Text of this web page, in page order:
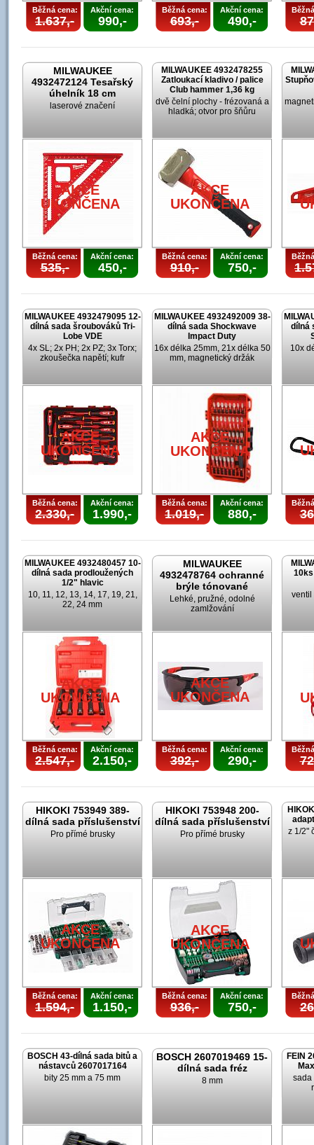
Běžná cena:
1.637,-
Akční cena:
990,-
Běžná cena:
693,-
Akční cena:
490,-
MILWAUKEE
4932472124 Tesařský
úhelník 18 cm
laserové značení
AKCE
UKONČENA
Běžná cena:
535,-
Akční cena:
450,-
MILWAUKEE 4932478255
Zatloukací kladivo / palice
Club hammer 1,36 kg
dvě čelní plochy - frézovaná a
hladká; otvor pro šňůru
AKCE
UKONČENA
Běžná cena:
910,-
Akční cena:
750,-
MILWAUKEE 4932479095 12-
dílná sada šroubováků Tri-
Lobe VDE
4x SL; 2x PH; 2x PZ; 3x Torx;
zkoušečka napětí; kufr
AKCE
UKONČENA
Běžná cena:
2.330,-
Akční cena:
1.990,-
MILWAUKEE 4932492009 38-
dílná sada Shockwave
Impact Duty
16x délka 25mm, 21x délka 50
mm, magnetický držák
AKCE
UKONČENA
Běžná cena:
1.019,-
Akční cena:
880,-
dílná
10x
MILWAUKEE 4932480457 10-
dílná sada prodloužených
1/2" hlavic
10, 11, 12, 13, 14, 17, 19, 21,
22, 24 mm
AKCE
UKONČENA
Běžná cena:
2.547,-
Akční cena:
2.150,-
MILWAUKEE
4932478764 ochranné
brýle tónované
Lehké, pružné, odolné
zamlžování
AKCE
UKONČENA
Běžná cena:
392,-
Akční cena:
290,-
ventil
HIKOKI 753949 389-
dílná sada příslušenství
Pro přímé brusky
AKCE
UKONČENA
Běžná cena:
1.594,-
Akční cena:
1.150,-
HIKOKI 753948 200-
dílná sada příslušenství
Pro přímé brusky
AKCE
UKONČENA
Běžná cena:
936,-
Akční cena:
750,-
z 1/2"
BOSCH 43-dílná sada bitů a
nástavců 2607017164
bity 25 mm a 75 mm
BOSCH 2607019469 15-
dílná sada fréz
8 mm
FEIN
sada